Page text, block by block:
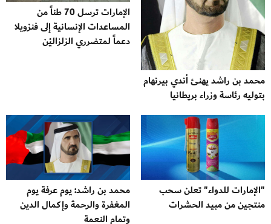
محمد بن راشد يهنئ أندي بيرنهام
بتوليه رئاسة وزراء بريطانيا
الإمارات ترسل 70 طناً من
المساعدات الإنسانية إلى فنزويلا
دعماً لمتضرري الزلزاليْن
"الإمارات للدواء" تعلن سحب
منتجين من مبيد الحشرات
محمد بن راشد: يوم عرفة يوم
المغفرة والرحمة وإكمال الدين
وتمام النعمة